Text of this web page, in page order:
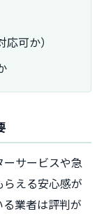
可か）
サービスや急
える安心感が
業者は評判が